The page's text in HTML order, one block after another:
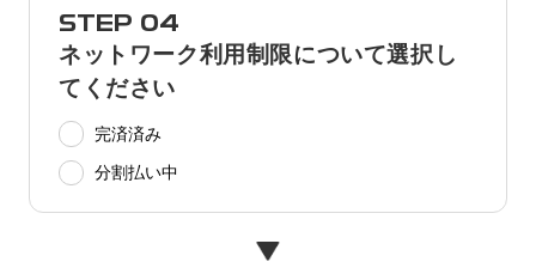
STEP 04
ネットワーク利用制限について選択し
てください
完済済み
分割払い中